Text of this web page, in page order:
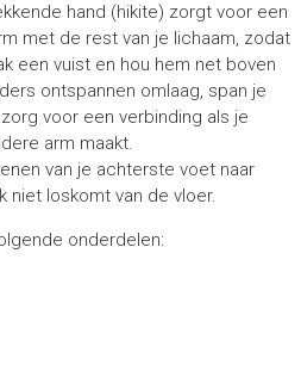
hand (hikite) zorgt voor een
met de rest van je lichaam, zodat
een vuist en hou hem net boven
ontspannen omlaag, span je
voor een verbinding als je
arm maakt.
van je achterste voet naar
niet loskomt van de vloer.
onderdelen: